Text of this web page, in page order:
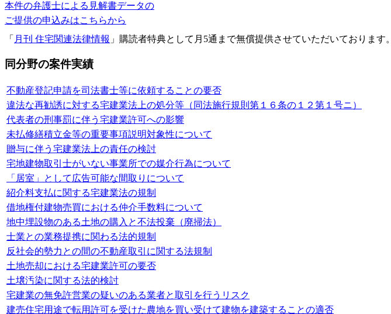
本件の弁護士による見解書データの
ご提供の申込みはこちらから
「 月刊 住宅関連法律情報 」購読者特典として月5通まで無償提供させていただいております。
同分野の案件実績
不動産登記申請を司法書士等に依頼することの要否
違法な再勧誘に対する宅建業法上の処分等（同法施行規則第１６条の１２第１号ニ）
代表者の刑事罰に伴う宅建業許可への影響
未払修繕積立金等の重要事項説明対象性について
贈与に伴う宅建業法上の責任の検討
宅地建物取引士がいない事業所での媒介行為について
「居室」として広告可能な間取りについて
紹介料支払に関する宅建業法の規制
借地権付建物売買における仲介手数料について
地中埋設物のある土地の購入と不法投棄（廃掃法）
士業との業務提携に関わる法的規制
反社会的勢力との間の不動産取引に関する法規制
土地売却における宅建業許可の要否
土壌汚染に関する法的検討
宅建業の無免許営業の疑いのある業者と取引を行うリスク
建売住宅用途で転用許可を受けた農地を買い受けて建物を建築することの適否